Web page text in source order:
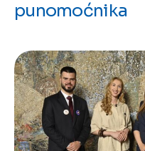
punomoćnika